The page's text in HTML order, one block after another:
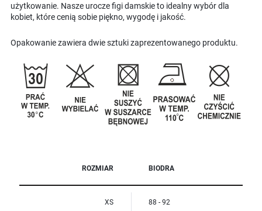
użytkowanie. Nasze urocze figi damskie to idealny wybór dla
kobiet, które cenią sobie piękno, wygodę i jakość.
Opakowanie zawiera dwie sztuki zaprezentowanego produktu.
ROZMIAR BIODRA
XS 88 - 92